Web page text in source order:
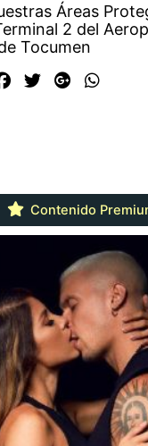
Áreas
2 del
Tocumen
Contenido